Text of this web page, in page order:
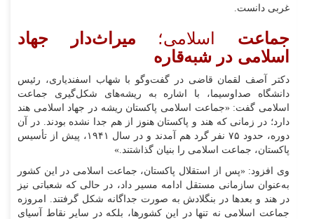
غربی دانست.
جماعت اسلامی؛ میراث‌دار جهاد
اسلامی در شبه‌قاره
دکتر آصف لقمان قاضی در گفت‌وگو با شهاب اسفندیاری، رئیس
دانشگاه صداوسیما، با اشاره به ریشه‌های شکل‌گیری جماعت
اسلامی گفت: «جماعت اسلامی پاکستان ریشه در جهاد اسلامی هند
دارد؛ در زمانی که هند و پاکستان هنوز از هم جدا نشده بودند. در آن
دوره، حدود ۷۵ نفر گرد هم آمدند و در سال ۱۹۴۱، پیش از تأسیس
پاکستان، جماعت اسلامی را بنیان گذاشتند.»
وی افزود: «پس از استقلال پاکستان، جماعت اسلامی در این کشور
به‌عنوان سازمانی مستقل ادامه مسیر داد، در حالی که شعباتی نیز
در هند و بعدها در بنگلادش به صورت جداگانه شکل گرفتند. امروزه
جماعت اسلامی نه تنها در این کشورها، بلکه در سایر نقاط آسیای